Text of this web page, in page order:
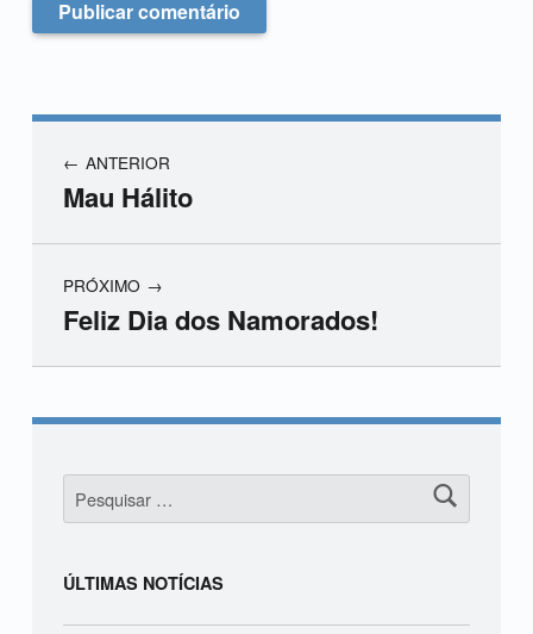
ANTERIOR
Mau Hálito
PRÓXIMO
Feliz Dia dos Namorados!
Skip back to main navigation
Pesquisar por:
ÚLTIMAS NOTÍCIAS